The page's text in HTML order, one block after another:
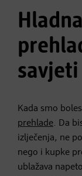
savjeti
Kada smo
prehlade. Da
izlječenja, ne
nego i kupke
ublažava